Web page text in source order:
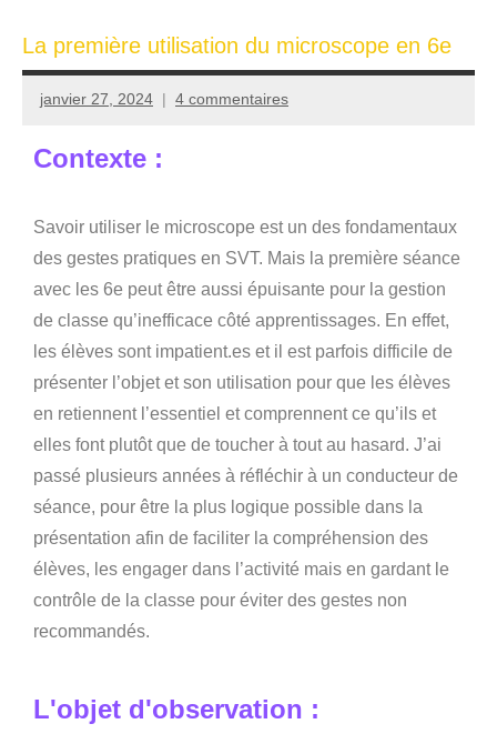
La première utilisation du microscope en 6e
janvier 27, 2024
Seg0_La_Vraie
4 commentaires
Contexte :
Savoir utiliser le microscope est un des fondamentaux
des gestes pratiques en SVT. Mais la première séance
avec les 6e peut être aussi épuisante pour la gestion
de classe qu’inefficace côté apprentissages. En effet,
les élèves sont impatient.es et il est parfois difficile de
présenter l’objet et son utilisation pour que les élèves
en retiennent l’essentiel et comprennent ce qu’ils et
elles font plutôt que de toucher à tout au hasard. J’ai
passé plusieurs années à réfléchir à un conducteur de
séance, pour être la plus logique possible dans la
présentation afin de faciliter la compréhension des
élèves, les engager dans l’activité mais en gardant le
contrôle de la classe pour éviter des gestes non
recommandés.
L'objet d'observation :